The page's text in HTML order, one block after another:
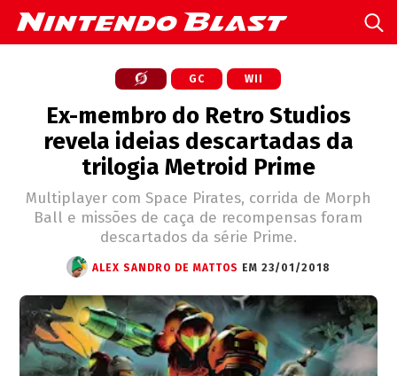
GC WII
Ex-membro do Retro Studios
revela ideias descartadas da
trilogia Metroid Prime
Multiplayer com Space Pirates, corrida de Morph
Ball e missões de caça de recompensas foram
descartados da série Prime.
ALEX SANDRO DE MATTOS EM 23/01/2018